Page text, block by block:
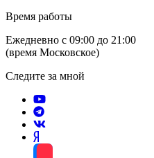
Время работы
Ежедневно с 09:00 до 21:00
(время Московское)
Следите за мной